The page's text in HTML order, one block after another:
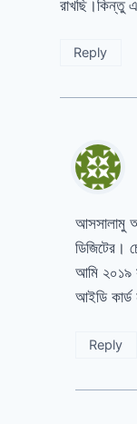
রাখছি।কিন্তু
Reply
আসসালামু
ডিজিটের।
আমি ২০১৯
আইডি কার্ড
Reply